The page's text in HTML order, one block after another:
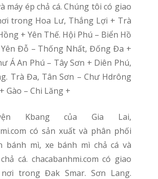
máy ép chả cá. Chúng tôi có giao
trong Hoa Lư, Thắng Lợi + Trà
+ Yên Thế. Hội Phú – Biển Hồ
Đỗ – Thống Nhất, Đống Đa +
Á An Phú – Tây Sơn + Diên Phú,
Trà Đa, Tân Sơn – Chư Hdrông
Gào – Chi Lăng +
có sản xuất và phân phối
bánh mì, xe bánh mì chả cá và
cá. chacabanhmi.com có giao
trong Đak Smar. Sơn Lang.